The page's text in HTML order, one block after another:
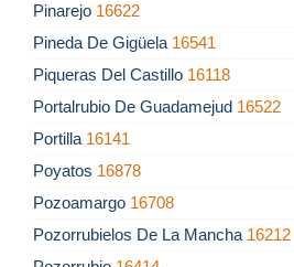
Pinarejo 16622
Pineda De Gigüela 16541
Piqueras Del Castillo 16118
Portalrubio De Guadamejud 16522
Portilla 16141
Poyatos 16878
Pozoamargo 16708
Pozorrubielos De La Mancha 16212